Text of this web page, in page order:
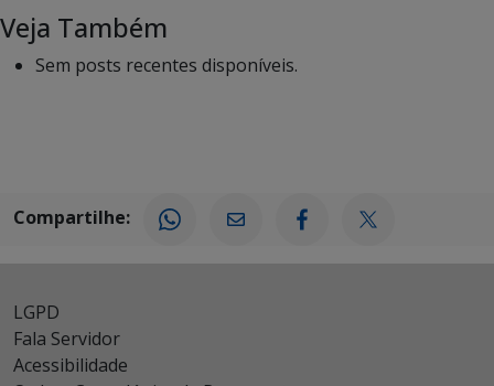
Veja Também
Sem posts recentes disponíveis.
Compartilhe:
LGPD
Fala Servidor
Acessibilidade